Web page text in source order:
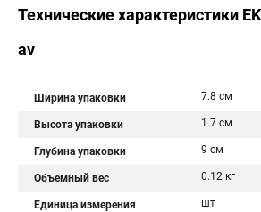
Технические характеристики
av
Ширина упаковки 7.8 см
Высота упаковки 1.7 см
Глубина упаковки 9 см
Объемный вес 0.12 кг
Единица измерения шт